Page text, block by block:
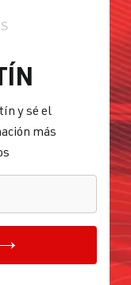
y sé el
más